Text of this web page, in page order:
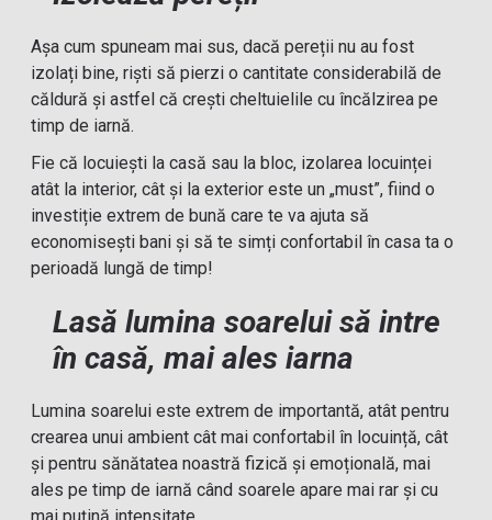
Așa cum spuneam mai sus, dacă pereții nu au fost
izolați bine, riști să pierzi o cantitate considerabilă de
căldură și astfel că crești cheltuielile cu încălzirea pe
timp de iarnă.
Fie că locuiești la casă sau la bloc, izolarea locuinței
atât la interior, cât și la exterior este un „must”, fiind o
investiție extrem de bună care te va ajuta să
economisești bani și să te simți confortabil în casa ta o
perioadă lungă de timp!
Lasă lumina soarelui să intre
în casă, mai ales iarna
Lumina soarelui este extrem de importantă, atât pentru
crearea unui ambient cât mai confortabil în locuință, cât
și pentru sănătatea noastră fizică și emoțională, mai
ales pe timp de iarnă când soarele apare mai rar și cu